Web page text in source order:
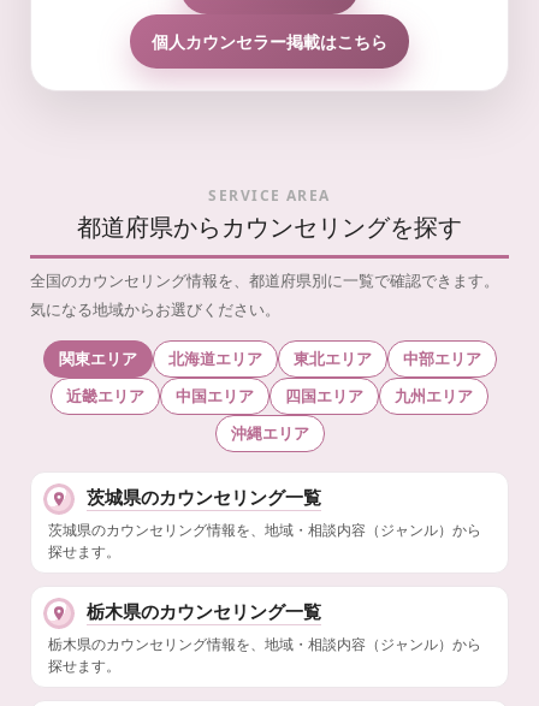
個人カウンセラー掲載はこちら
SERVICE AREA
都道府県からカウンセリングを探す
全国のカウンセリング情報を、都道府県別に一覧で確認できます。
気になる地域からお選びください。
関東エリア 北海道エリア 東北エリア
中部エリア
近畿エリア
中国エリア 四国エリア
九州エリア
沖縄エリア
茨城県のカウンセリング一覧
茨城県のカウンセリング情報を、地域・相談内容（ジャンル）から
探せます。
栃木県のカウンセリング一覧
栃木県のカウンセリング情報を、地域・相談内容（ジャンル）から
探せます。